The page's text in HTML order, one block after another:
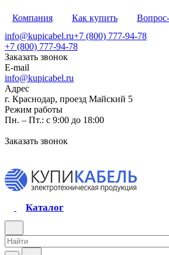
Компания Как купить
info@kupicabel.ru+7 (800) 777-94-78
+7 (800) 777-94-78
Заказать звонок
E-mail
info@kupicabel.ru
Адрес
г. Краснодар, проезд Майский 5
Режим работы
Пн. – Пт.: с 9:00 до 18:00
Заказать звонок
Каталог